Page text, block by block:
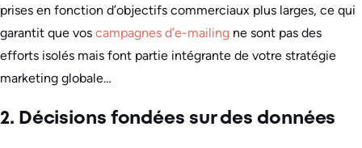
prises en fonction d’objectifs commerciaux plus larges, ce qui
garantit que vos campagnes d’e-mailing ne sont pas des
efforts isolés mais font partie intégrante de votre stratégie
marketing globale…
2. Décisions fondées sur des données